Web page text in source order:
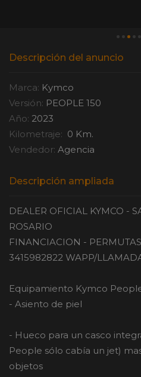
Descripción del anuncio
Marca: Kymco
Versión: PEOPLE 150
Año: 2023
Kilometraje: 0 Km.
Vendedor: Agencia
Descripción ampliada
DEALER OFICIAL KYMCO -
ROSARIO
FINANCIACION - PERMUTAS
3415982822 WAPP/
Equipamiento Kymco People
- Asiento de piel
- Hueco para un casco
People sólo cabía un jet)
objetos